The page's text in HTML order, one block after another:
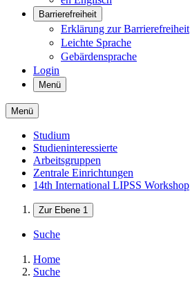
Barrierefreiheit
Erklärung zur Barrierefreiheit
Leichte Sprache
Gebärdensprache
Login
Menü
Menü
Studium
Studieninteressierte
Arbeitsgruppen
Zentrale Einrichtungen
14th International LIPSS Workshop
Zur Ebene 1
Suche
Home
Suche